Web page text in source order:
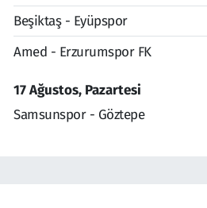
Beşiktaş - Eyüpspor
Amed - Erzurumspor FK
17 Ağustos, Pazartesi
Samsunspor - Göztepe